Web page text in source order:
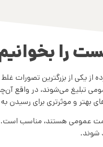
را
یکی از بزرگترین تصورات
تبلیغ می‌شوند، در واقع
بهتر و موثرتری برای رسیدن
عمومی هستند، مناسب است.
شوند.